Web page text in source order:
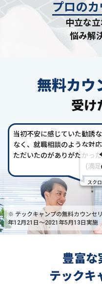
プロの
中立な
悩み解
無料カウ
受け
当初不安に感じていた勧誘
なく、就職相談のような対
ただいたのがありがたかっ
(満
スク
※ テックキャンプの無料カウンセ
年12月21日〜2021年5月13日実施
豊富な
テックキ